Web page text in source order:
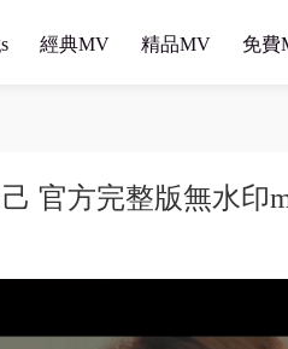
經典MV 精品MV 免費
官方完整版無水印